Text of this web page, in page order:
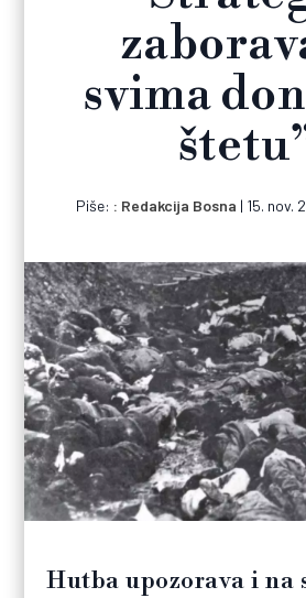
svima
Piše: Redakcija Bosna | 15. nov.
Hutba upozorava i na